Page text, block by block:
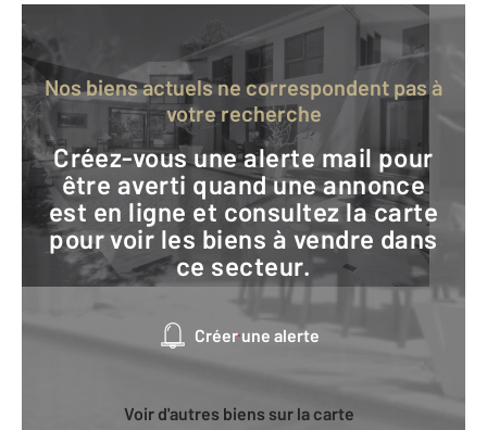
Nos biens actuels ne correspondent pas à
votre recherche
Créez-vous une alerte mail pour
être averti quand une annonce
est en ligne et consultez la carte
pour voir les biens à vendre dans
ce secteur.
Créer une alerte
Voir d'autres biens sur la carte